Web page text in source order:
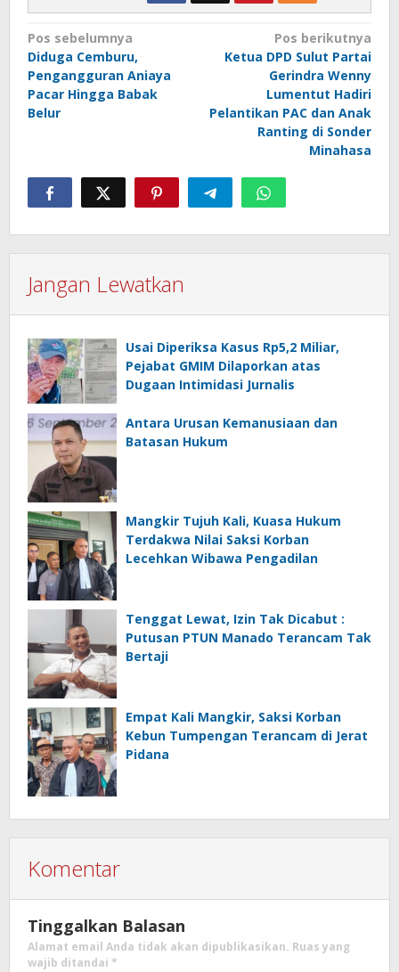
Navigasi
pos
Pos sebelumnya
Diduga Cemburu,
Pengangguran Aniaya
Pacar Hingga Babak
Belur
Pos berikutnya
Ketua DPD Sulut Partai
Gerindra Wenny
Lumentut Hadiri
Pelantikan PAC dan Anak
Ranting di Sonder
Minahasa
Jangan Lewatkan
Usai Diperiksa Kasus Rp5,2 Miliar,
Pejabat GMIM Dilaporkan atas
Dugaan Intimidasi Jurnalis
Antara Urusan Kemanusiaan dan
Batasan Hukum
Mangkir Tujuh Kali, Kuasa Hukum
Terdakwa Nilai Saksi Korban
Lecehkan Wibawa Pengadilan
Tenggat Lewat, Izin Tak Dicabut :
Putusan PTUN Manado Terancam Tak
Bertaji
Empat Kali Mangkir, Saksi Korban
Kebun Tumpengan Terancam di Jerat
Komentar
Tinggalkan Balasan
Alamat email Anda tidak akan dipublikasikan. Ruas yang
wajib ditandai *